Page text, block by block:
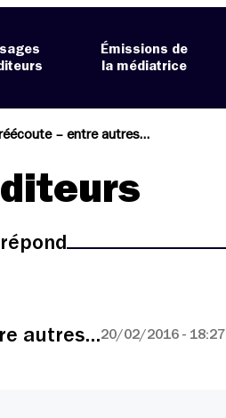
Émissions de
la médiatrice
– entre autres…
autres…20/02/2016 - 18:27